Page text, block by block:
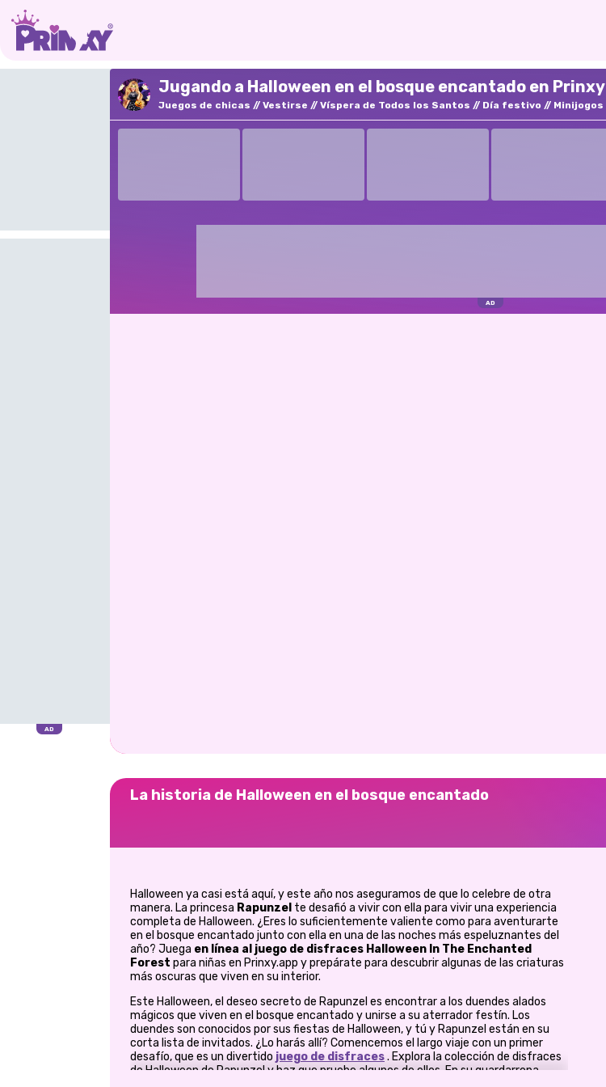
Jugando a Halloween en el bosque encantado en Prinxy
Juegos de chicas Vestirse Víspera de Todos los Santos Día festivo Minijogos
La historia de Halloween en el bosque encantado
Halloween ya casi está aquí, y este año nos aseguramos de que lo celebre de otra
manera. La princesa Rapunzel te desafió a vivir con ella para vivir una experiencia
completa de Halloween. ¿Eres lo suficientemente valiente como para aventurarte
en el bosque encantado junto con ella en una de las noches más espeluznantes del
año? Juega en línea al juego de disfraces Halloween In The Enchanted
Forest para niñas en Prinxy.app y prepárate para descubrir algunas de las criaturas
más oscuras que viven en su interior.
Este Halloween, el deseo secreto de Rapunzel es encontrar a los duendes alados
mágicos que viven en el bosque encantado y unirse a su aterrador festín. Los
duendes son conocidos por sus fiestas de Halloween, y tú y Rapunzel están en su
corta lista de invitados. ¿Lo harás allí? Comencemos el largo viaje con un primer
desafío, que es un divertido juego de disfraces. Explora la colección de disfraces
de Halloween de Rapunzel y haz que pruebe algunos de ellos. En su guardarropa,